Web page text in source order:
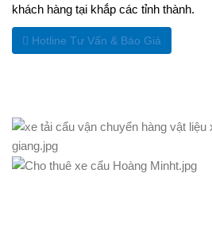
khách hàng tại khắp các tỉnh thành.
Hotline Tư Vấn & Báo Giá